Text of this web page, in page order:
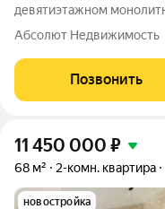
девятиэтажном
«Резиденции
этаж 8 из 9. Срок сдачи
АВГУСТА выгодные
Абсолют Недвижимость
Позвонить
11 450 000 ₽
68 м² 2-комн. квартира
новостройка